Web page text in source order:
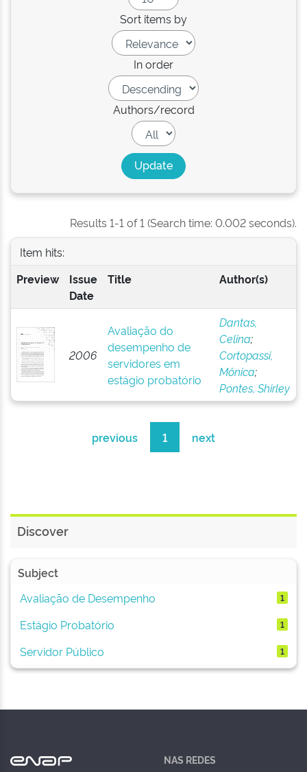
Sort items by
In order
Authors/record
Results 1-1 of 1 (Search time: 0.002 seconds).
Item hits:
Preview
Issue
Date
Title Author(s)
2006
Avaliação do
desempenho de
servidores em
estágio probatório
Dantas,
Celina;
Cortopassi,
Mônica;
Pontes, Shirley
previous 1 next
Discover
Subject
Avaliação de Desempenho
1
Estágio Probatório 1
Servidor Público 1
NAS REDES